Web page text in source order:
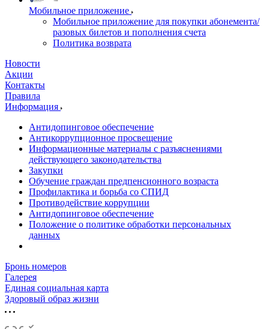
Мобильное приложение
Мобильное приложение для покупки абонемента/
разовых билетов и пополнения счета
Политика возврата
Новости
Акции
Контакты
Правила
Информация
Антидопинговое обеспечение
Антикоррупционное просвещение
Информационные материалы с разъяснениями
действующего законодательства
Закупки
Обучение граждан предпенсионного возраста
Профилактика и борьба со СПИД
Противодействие коррупции
Антидопинговое обеспечение
Положение о политике обработки персональных
данных
Бронь номеров
Галерея
Единая социальная карта
Здоровый образ жизни